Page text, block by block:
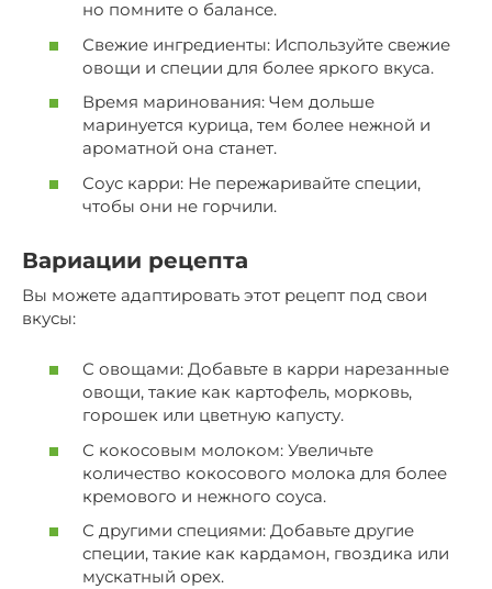
но помните о балансе.
Свежие ингредиенты: Используйте свежие
овощи и специи для более яркого вкуса.
Время маринования: Чем дольше
маринуется курица, тем более нежной и
ароматной она станет.
Соус карри: Не пережаривайте специи,
чтобы они не горчили.
Вариации рецепта
Вы можете адаптировать этот рецепт под свои
вкусы:
С овощами: Добавьте в карри нарезанные
овощи, такие как картофель, морковь,
горошек или цветную капусту.
С кокосовым молоком: Увеличьте
количество кокосового молока для более
кремового и нежного соуса.
С другими специями: Добавьте другие
специи, такие как кардамон, гвоздика или
мускатный орех.